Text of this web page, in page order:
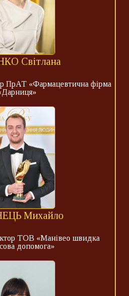
Світлана
ПрАТ «Фармацевтична фірма
Михайло
ТОВ «Манівео швидка
допомога»